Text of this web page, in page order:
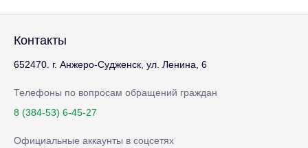
Контакты
652470. г. Анжеро-Судженск, ул. Ленина, 6
Телефоны по вопросам обращений граждан
8 (384-53) 6-45-27
Официальные аккаунты в соцсетях